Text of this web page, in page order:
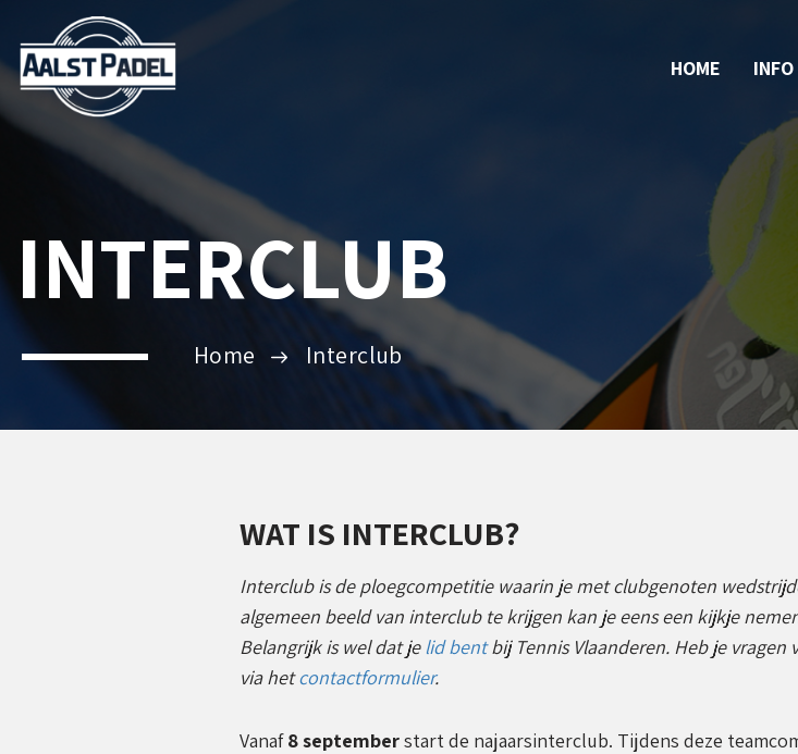
HOME INFO
INTERCLUB
Home Interclub
WAT IS INTERCLUB?
Interclub is de ploegcompetitie waarin je met clubgenoten
algemeen beeld van interclub te krijgen kan je eens een kijkje
Belangrijk is wel dat je lid bentbij Tennis Vlaanderen. Heb je
via hetcontactformulier.
Vanaf8 septemberstart de najaarsinterclub. Tijdens deze